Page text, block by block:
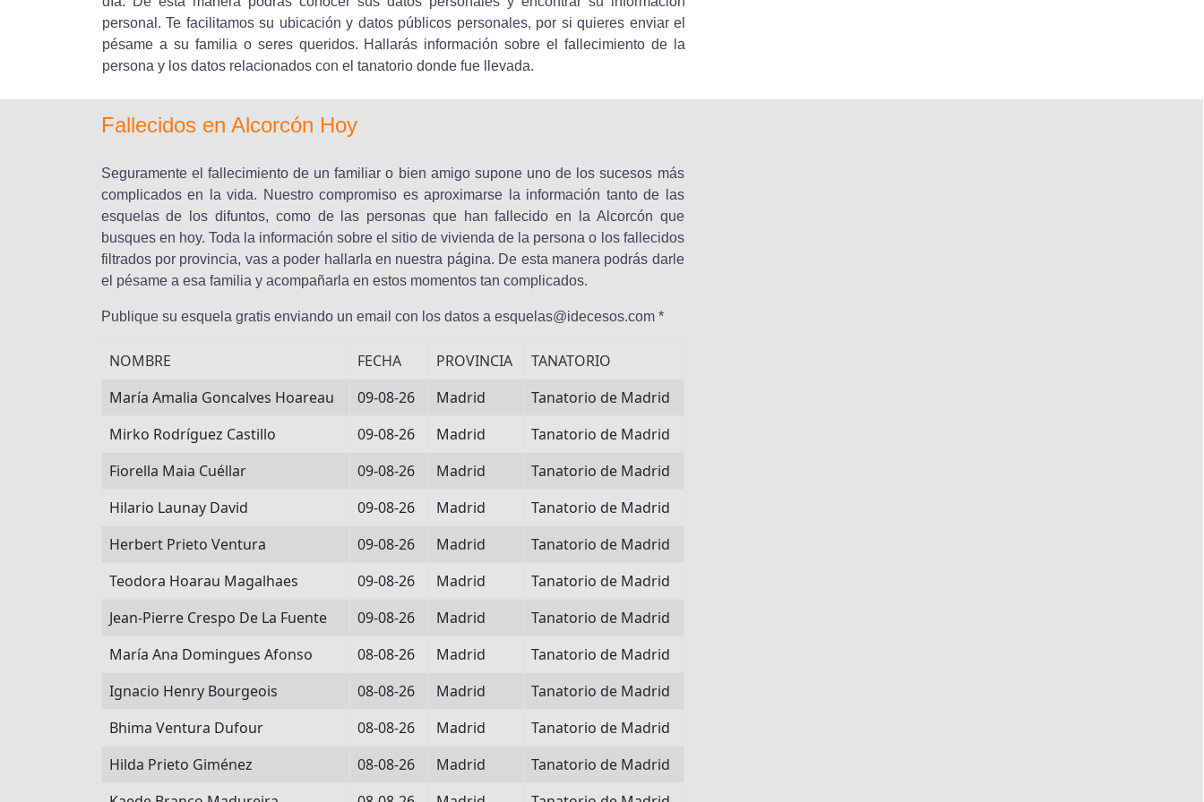
personal. Te facilitamos su ubicación y datos públicos personales, por si quieres enviar el
pésame a su familia o seres queridos. Hallarás información sobre el fallecimiento de la
persona y los datos relacionados con el tanatorio donde fue llevada.
Fallecidos en Alcorcón Hoy
Seguramente el fallecimiento de un familiar o bien amigo supone uno de los sucesos más
complicados en la vida. Nuestro compromiso es aproximarse la información tanto de las
esquelas de los difuntos, como de las personas que han fallecido en la Alcorcón que
busques en hoy. Toda la información sobre el sitio de vivienda de la persona o los fallecidos
filtrados por provincia, vas a poder hallarla en nuestra página. De esta manera podrás darle
el pésame a esa familia y acompañarla en estos momentos tan complicados.
Publique su esquela gratis enviando un email con los datos a esquelas@idecesos.com *
NOMBRE FECHA PROVINCIA
TANATORIO
María Amalia Goncalves Hoareau
09-08-26 Madrid
Tanatorio de Madrid
Mirko Rodríguez Castillo
09-08-26 Madrid
Tanatorio de Madrid
Fiorella Maia Cuéllar
09-08-26 Madrid
Tanatorio de Madrid
Hilario Launay David
09-08-26 Madrid
Tanatorio de Madrid
Herbert Prieto Ventura
09-08-26 Madrid
Tanatorio de Madrid
Teodora Hoarau Magalhaes
09-08-26 Madrid
Tanatorio de Madrid
Jean-Pierre Crespo De La Fuente
09-08-26 Madrid
Tanatorio de Madrid
María Ana Domingues Afonso
08-08-26 Madrid
Tanatorio de Madrid
Ignacio Henry Bourgeois
08-08-26 Madrid
Tanatorio de Madrid
Bhima Ventura Dufour
08-08-26 Madrid
Tanatorio de Madrid
Hilda Prieto Giménez
08-08-26 Madrid
Tanatorio de Madrid